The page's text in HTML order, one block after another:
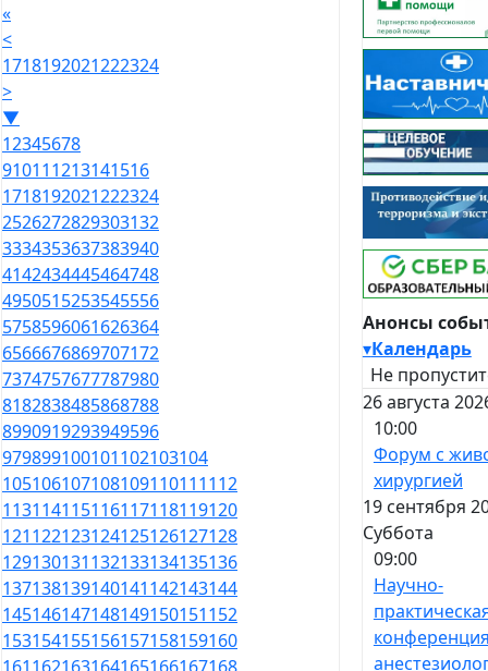
«
<
1718192021222324
>
▼
12345678
910111213141516
1718192021222324
2526272829303132
3334353637383940
4142434445464748
4950515253545556
5758596061626364
6566676869707172
7374757677787980
8182838485868788
8990919293949596
979899100101102103104
105106107108109110111112
113114115116117118119120
121122123124125126127128
129130131132133134135136
137138139140141142143144
145146147148149150151152
153154155156157158159160
Анонсы
▾Календарь
Не
26 августа
10:00
Форум с
хирургией
19 сентября
Суббота
09:00
Научно-